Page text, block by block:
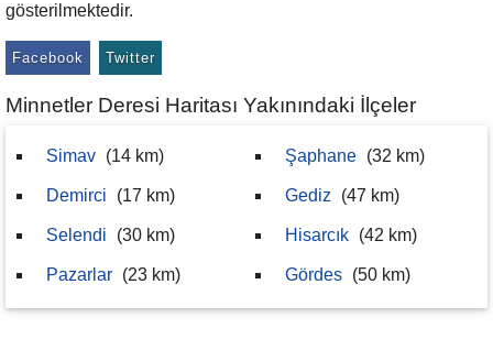
gösterilmektedir.
Facebook Twitter
Minnetler Deresi Haritası Yakınındaki İlçeler
Simav (14 km)
Demirci (17 km)
Selendi (30 km)
Pazarlar (23 km)
Şaphane (32 km)
Gediz (47 km)
Hisarcık (42 km)
Gördes (50 km)